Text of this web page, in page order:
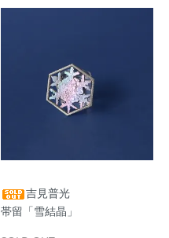
吉見普光
帯留「雪結晶」